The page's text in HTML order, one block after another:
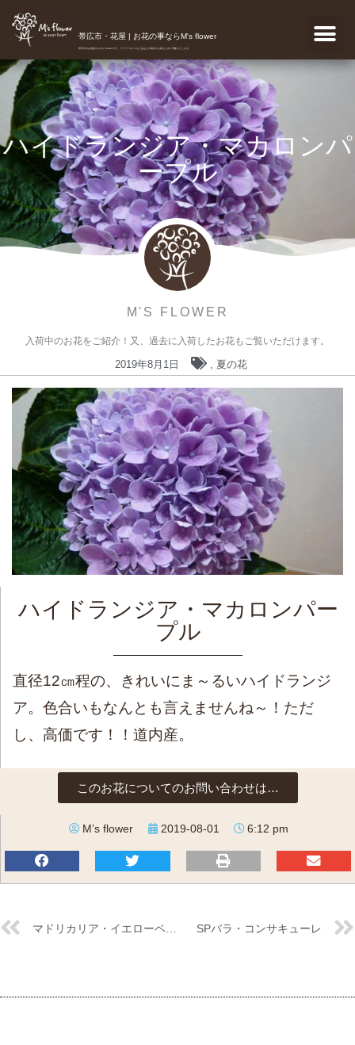
帯広市・花屋 | お花の事ならM's flower
帯広市のお花屋さんM's flowerです。フラワーギフトなどあなたの気持ちを真心こめて宅配いたします。
ハイドランジア・マカロンパ
ープル
M'S FLOWER
入荷中のお花をご紹介！又、過去に入荷したお花もご覧いただけます。
2019年8月1日 , 夏の花
ハイドランジア・マカロンパー
プル
直径12㎝程の、きれいにま～るいハイドランジ
ア。色合いもなんとも言えませんね～！ただ
し、高価です！！道内産。
このお花についてのお問い合わせは…
M’s flower 2019-08-01 6:12 pm
マドリカリア・イエローペグモ SPバラ・コンサキューレ